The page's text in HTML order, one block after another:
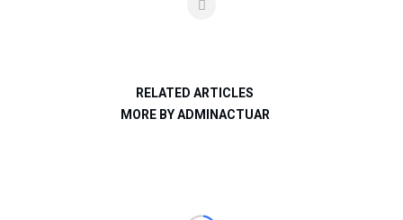
RELATED ARTICLES
MORE BY ADMINACTUAR